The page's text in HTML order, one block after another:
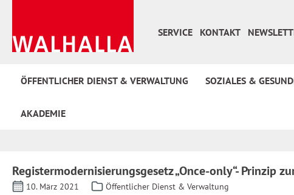
SERVICE
KONTAKT
ÖFFENTLICHER DIENST & VERWALTUNG SOZIALES &
AKADEMIE
Registermodernisierungsgesetz „Once-only“- Prinzip
10. März 2021 Öffentlicher Dienst & Verwaltung